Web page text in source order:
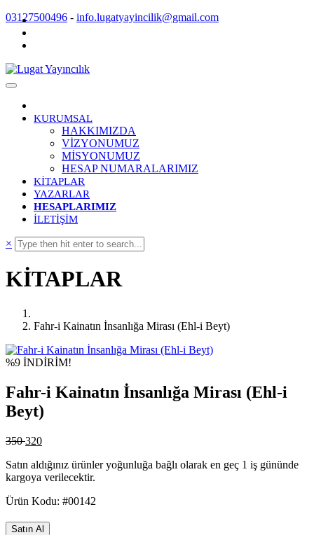
03127500496 - info.lugatyayincilik@gmail.com
KURUMSAL
HAKKIMIZDA
VİZYONUMUZ
MİSYONUMUZ
HESAP NUMARALARIMIZ
KİTAPLAR
YAZARLAR
HESAPLARIMIZ
İLETİŞİM
×
KİTAPLAR
Fahr-i Kainatın İnsanlığa Mirası (Ehl-i Beyt)
%9 İNDİRİM!
Fahr-i Kainatın İnsanlığa Mirası (Ehl-i
Beyt)
350320
Satın aldığınız ürünler yoğunluğa bağlı olarak en geç 1 iş gününde
kargoya verilecektir.
Ürün Kodu: #00142
Satın Al